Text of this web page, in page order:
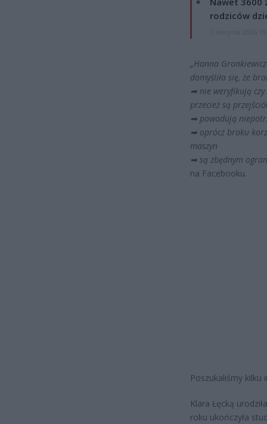
rodziców
„Hanna
domyśliła się, że
➡ nie weryfikują
przecież są
➡ powodują
➡ oprócz braku
maszyn
➡ są zbędnym
na Facebooku.
Poszukaliśmy kilku
Klara Łęcką
roku ukończyła